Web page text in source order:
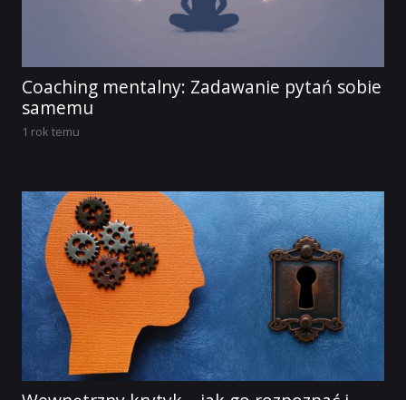
Coaching mentalny: Zadawanie pytań sobie
samemu
1 rok temu